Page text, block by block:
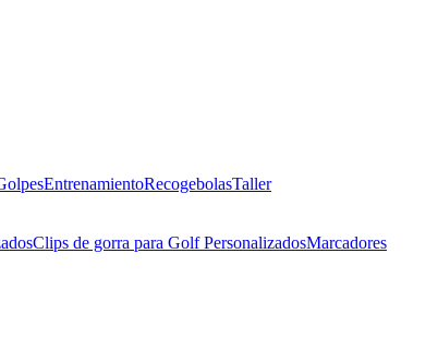
EntrenamientoRecogebolasTaller
Clips de gorra para Golf PersonalizadosMarcadores